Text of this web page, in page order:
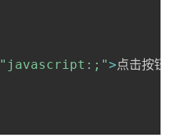
"javascript:;">点击按钮